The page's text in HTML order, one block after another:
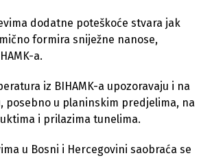
dodatne poteškoće stvara jak
formira sniježne nanose,
a.
iz BIHAMK-a upozoravaju i na
posebno u planinskim predjelima, na
i prilazima tunelima.
u Bosni i Hercegovini saobraća se